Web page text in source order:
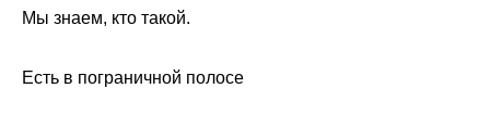
Мы знаем, кто такой.
Есть в пограничной полосе